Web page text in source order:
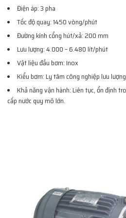
Điện áp: 3 pha
Tốc độ quay: 1450 vòng/phút
Đường kính cổng hút/xả: 200 mm
Lưu lượng: 4.000 – 6.480 lít/phút
Vật liệu đầu bơm: Inox
Kiểu bơm: Ly tâm công nghiệp lưu
Khả năng vận hành: Liên tục, ổn định
cấp nước quy mô lớn.